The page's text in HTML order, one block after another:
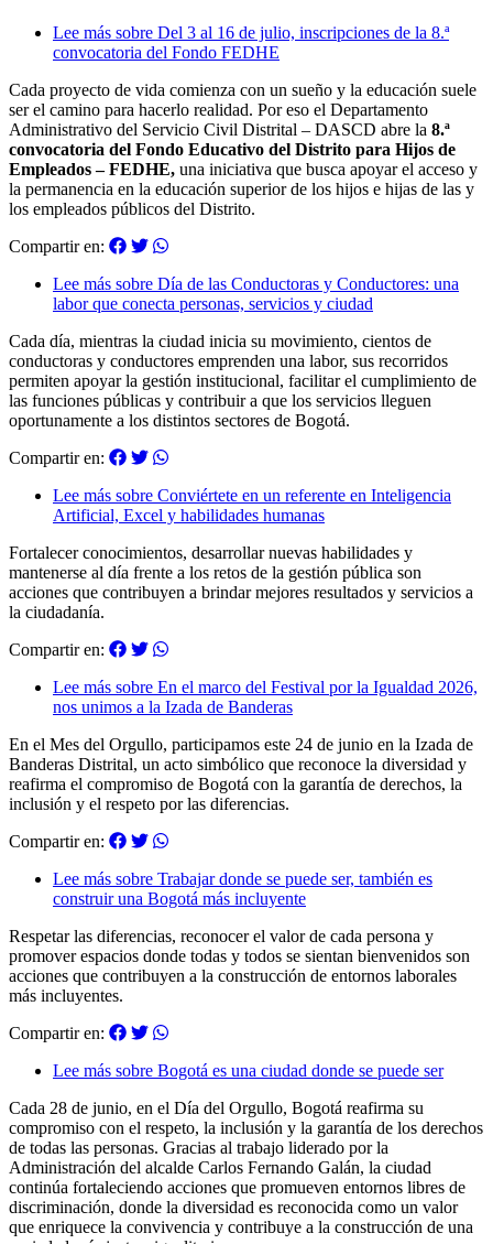
Lee más sobre Del 3 al 16 de julio, inscripciones de la 8.ª
convocatoria del Fondo FEDHE
Cada proyecto de vida comienza con un sueño y la educación suele
ser el camino para hacerlo realidad. Por eso el Departamento
Administrativo del Servicio Civil Distrital – DASCD abre la 8.ª
convocatoria del Fondo Educativo del Distrito para Hijos de
Empleados – FEDHE, una iniciativa que busca apoyar el acceso y
la permanencia en la educación superior de los hijos e hijas de las y
los empleados públicos del Distrito.
Compartir en:
Lee más sobre Día de las Conductoras y Conductores: una
labor que conecta personas, servicios y ciudad
Cada día, mientras la ciudad inicia su movimiento, cientos de
conductoras y conductores emprenden una labor, sus recorridos
permiten apoyar la gestión institucional, facilitar el cumplimiento de
las funciones públicas y contribuir a que los servicios lleguen
oportunamente a los distintos sectores de Bogotá.
Compartir en:
Lee más sobre Conviértete en un referente en Inteligencia
Artificial, Excel y habilidades humanas
Fortalecer conocimientos, desarrollar nuevas habilidades y
mantenerse al día frente a los retos de la gestión pública son
acciones que contribuyen a brindar mejores resultados y servicios a
la ciudadanía.
Compartir en:
Lee más sobre En el marco del Festival por la Igualdad 2026,
nos unimos a la Izada de Banderas
En el Mes del Orgullo, participamos este 24 de junio en la Izada de
Banderas Distrital, un acto simbólico que reconoce la diversidad y
reafirma el compromiso de Bogotá con la garantía de derechos, la
inclusión y el respeto por las diferencias.
Compartir en:
Lee más sobre Trabajar donde se puede ser, también es
construir una Bogotá más incluyente
Respetar las diferencias, reconocer el valor de cada persona y
promover espacios donde todas y todos se sientan bienvenidos son
acciones que contribuyen a la construcción de entornos laborales
más incluyentes.
Compartir en:
Lee más sobre Bogotá es una ciudad donde se puede ser
Cada 28 de junio, en el Día del Orgullo, Bogotá reafirma su
compromiso con el respeto, la inclusión y la garantía de los derechos
de todas las personas. Gracias al trabajo liderado por la
Administración del alcalde Carlos Fernando Galán, la ciudad
continúa fortaleciendo acciones que promueven entornos libres de
discriminación, donde la diversidad es reconocida como un valor
que enriquece la convivencia y contribuye a la construcción de una